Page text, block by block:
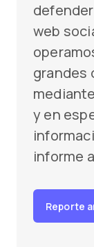
web
grandes
y en
informe
Reporte